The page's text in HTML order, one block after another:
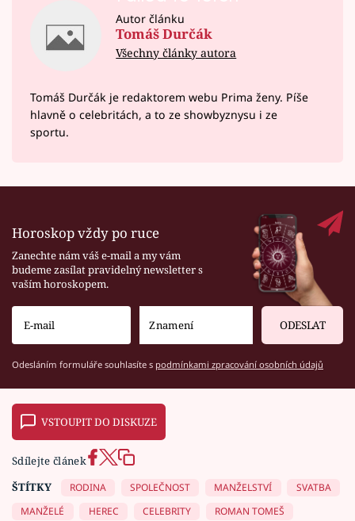
Autor článku
Tomáš Durčák
Všechny články autora
Tomáš Durčák je redaktorem webu Prima ženy. Píše
hlavně o celebritách, a to ze showbyznysu i ze
sportu.
Horoskop vždy po ruce
Zanechte nám váš e-mail a my vám
budeme zasílat pravidelný newsletter s
vaším horoskopem.
ODESLAT
Odesláním formuláře souhlasíte s podmínkami zpracování osobních údajů
VSTOUPIT DO DISKUZE
Sdílejte článek
ŠTÍTKY
RODINA SPOLEČNOST MANŽELSTVÍ
SVATBA
MANŽELÉ
HEREC CELEBRITY
ROMAN TOMEŠ